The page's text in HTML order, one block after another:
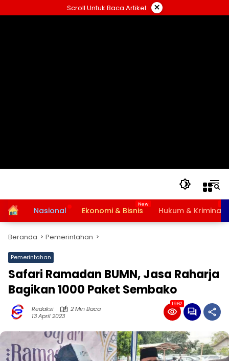
ke
Scroll Untuk Baca Artikel ×
HomeNasional Ekonomi & Bisnis Hukum & Kriminal
Beranda Pemerintahan
Pemerintahan
Safari Ramadan BUMN, Jasa Raharja
Bagikan 1000 Paket Sembako
Redaksi
2 Min Baca
13 April 2023
1962